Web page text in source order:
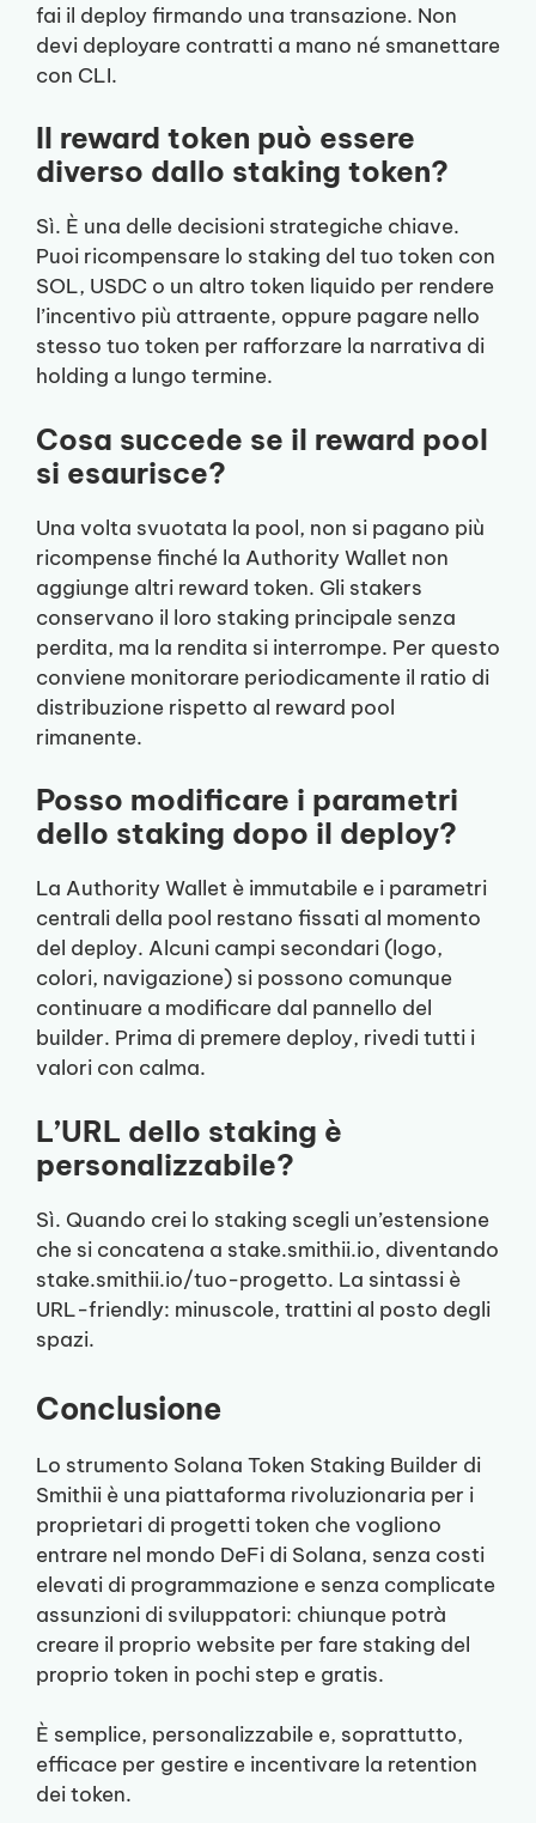
fai il deploy firmando una transazione. Non
devi deployare contratti a mano né smanettare
con CLI.
Il reward token può essere
diverso dallo staking token?
Sì. È una delle decisioni strategiche chiave.
Puoi ricompensare lo staking del tuo token con
SOL, USDC o un altro token liquido per rendere
l’incentivo più attraente, oppure pagare nello
stesso tuo token per rafforzare la narrativa di
holding a lungo termine.
Cosa succede se il reward pool
si esaurisce?
Una volta svuotata la pool, non si pagano più
ricompense finché la Authority Wallet non
aggiunge altri reward token. Gli stakers
conservano il loro staking principale senza
perdita, ma la rendita si interrompe. Per questo
conviene monitorare periodicamente il ratio di
distribuzione rispetto al reward pool
rimanente.
Posso modificare i parametri
dello staking dopo il deploy?
La Authority Wallet è immutabile e i parametri
centrali della pool restano fissati al momento
del deploy. Alcuni campi secondari (logo,
colori, navigazione) si possono comunque
continuare a modificare dal pannello del
builder. Prima di premere deploy, rivedi tutti i
valori con calma.
L’URL dello staking è
personalizzabile?
Sì. Quando crei lo staking scegli un’estensione
che si concatena a stake.smithii.io, diventando
stake.smithii.io/tuo-progetto. La sintassi è
URL-friendly: minuscole, trattini al posto degli
spazi.
Conclusione
Lo strumento Solana Token Staking Builder di
Smithii è una piattaforma rivoluzionaria per i
proprietari di progetti token che vogliono
entrare nel mondo DeFi di Solana, senza costi
elevati di programmazione e senza complicate
assunzioni di sviluppatori: chiunque potrà
creare il proprio website per fare staking del
proprio token in pochi step e gratis.
È semplice, personalizzabile e, soprattutto,
efficace per gestire e incentivare la retention
dei token.